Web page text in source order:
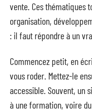
vente. Ces thématiques
organisation,
: il faut répondre à un
Commencez petit, en
vous roder. Mettez-le
accessible. Souvent, un
à une formation, voire